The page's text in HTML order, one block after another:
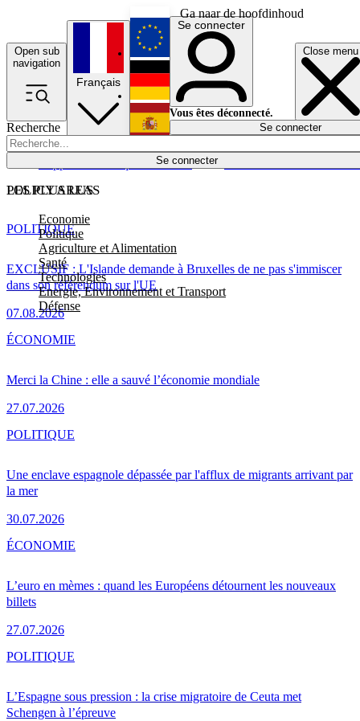
Ga naar de hoofdinhoud
Open sub
navigation
Close menu
Recherche
Se connecter
POLICY AREAS
Economie
Politique
Agriculture et Alimentation
Santé
Technologies
Energie, Environnement et Transport
Défense
Économie
Français
English
Deutsch
Español
Se connecter
Vous êtes déconnecté.
Se connecter
LES PLUS LUS
EXCLUSIF : L'Islande demande à Bruxelles de ne pas s'immiscer
dans son référendum sur l'UE
07.08.2026
POLITIQUE
Merci la Chine : elle a sauvé l’économie mondiale
27.07.2026
ÉCONOMIE
Une enclave espagnole dépassée par l'afflux de migrants arrivant par
la mer
30.07.2026
POLITIQUE
L’euro en mèmes : quand les Européens détournent les nouveaux
billets
27.07.2026
ÉCONOMIE
L’Espagne sous pression : la crise migratoire de Ceuta met
Schengen à l’épreuve
POLITIQUE